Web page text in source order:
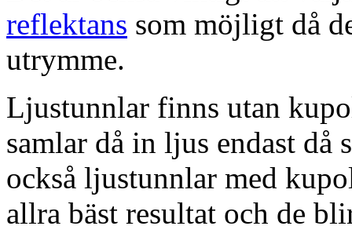
reflektans som möjligt då
utrymme.
Ljustunnlar finns utan
samlar då in ljus endast då
också ljustunnlar med
allra bäst resultat och de